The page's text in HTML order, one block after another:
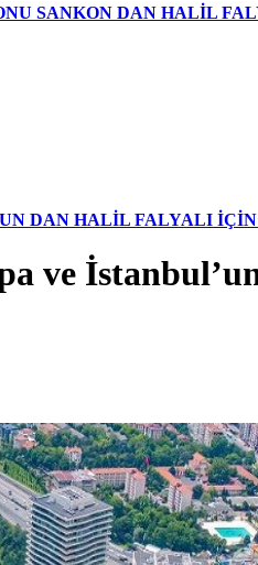
SANKON DAN HALİL
DAN HALİL FALYALI
ve